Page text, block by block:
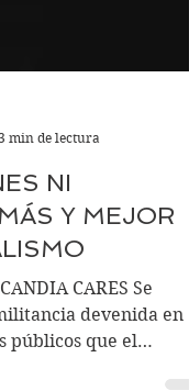
3 min de lectura
NI
Y MEJOR
CARES Se
devenida en